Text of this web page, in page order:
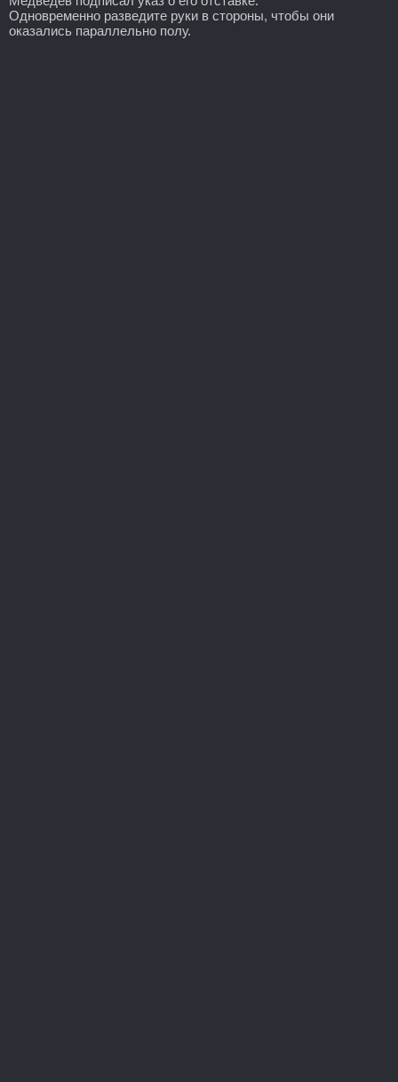
Одновременно разведите руки в стороны, чтобы они
оказались параллельно полу.